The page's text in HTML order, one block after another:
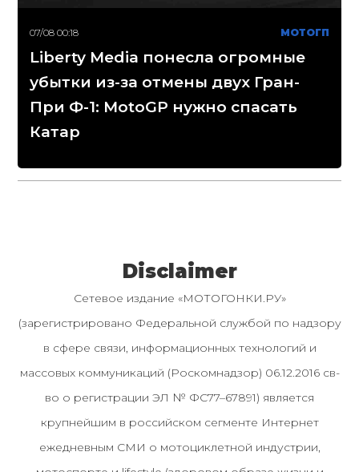
07/08 00:18 МОТОГП
Liberty Media понесла огромные
убытки из-за отмены двух Гран-
При Ф-1: MotoGP нужно спасать
Катар
Disclaimer
Сетевое издание «МОТОГОНКИ.РУ»
(зарегистрировано Федеральной службой по надзору
в сфере связи, информационных технологий и
массовых коммуникаций (Роскомнадзор) 06.12.2016 св-
во о регистрации ЭЛ № ФС77–67891) является
крупнейшим в российском сегменте Интернет
ежедневным СМИ о мотоциклетной индустрии,